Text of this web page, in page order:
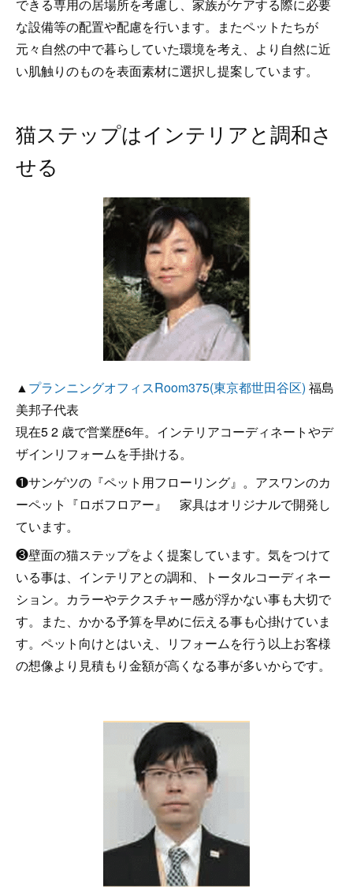
できる専用の居場所を考慮し、家族がケアする際に必要
な設備等の配置や配慮を行います。またペットたちが
元々自然の中で暮らしていた環境を考え、より自然に近
い肌触りのものを表面素材に選択し提案しています。
猫ステップはインテリアと調和さ
せる
▲プランニングオフィスRoom375(東京都世田谷区) 福島
美邦子代表
現在5 2 歳で営業歴6年。インテリアコーディネートやデ
ザインリフォームを手掛ける。
❶サンゲツの『ペット用フローリング』。アスワンのカ
ーペット『ロボフロアー』 家具はオリジナルで開発し
ています。
❸壁面の猫ステップをよく提案しています。気をつけて
いる事は、インテリアとの調和、トータルコーディネー
ション。カラーやテクスチャー感が浮かない事も大切で
す。また、かかる予算を早めに伝える事も心掛けていま
す。ペット向けとはいえ、リフォームを行う以上お客様
の想像より見積もり金額が高くなる事が多いからです。